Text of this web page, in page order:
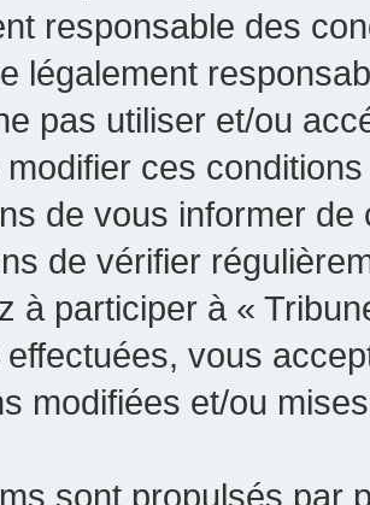
responsable des
légalement
pas utiliser et/ou
ces
de vous informer
de vérifier
à participer à «
vous
modifiées et/ou
sont propulsés par